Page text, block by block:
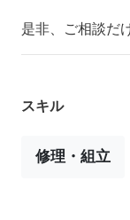
是非、ご相談だ
スキル
修理・組立